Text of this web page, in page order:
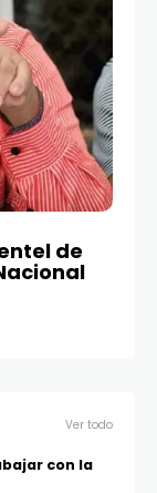
de
Ver todo
con la